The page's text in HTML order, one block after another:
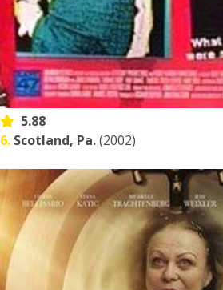
5.88
6. Scotland, Pa.(2002)